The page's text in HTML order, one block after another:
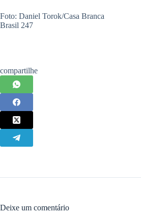
Foto: Daniel Torok/Casa Branca
Brasil 247
compartilhe
Deixe um comentário